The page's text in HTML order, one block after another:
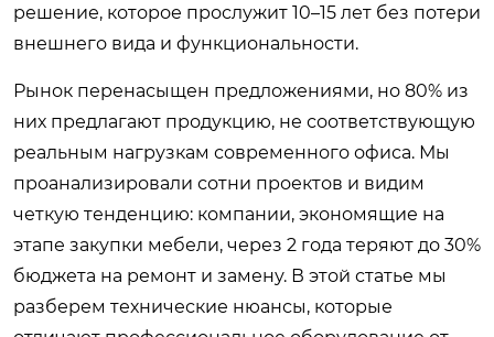
решение, которое прослужит 10–15 лет без потери
внешнего вида и функциональности.
Рынок перенасыщен предложениями, но 80% из
них предлагают продукцию, не соответствующую
реальным нагрузкам современного офиса. Мы
проанализировали сотни проектов и видим
четкую тенденцию: компании, экономящие на
этапе закупки мебели, через 2 года теряют до 30%
бюджета на ремонт и замену. В этой статье мы
разберем технические нюансы, которые